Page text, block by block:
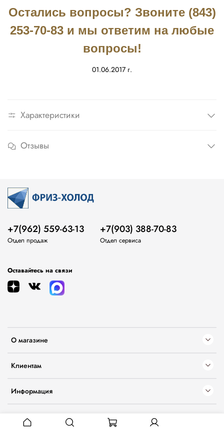
Остались вопросы? Звоните (843)
253-70-83 и мы ответим на любые
вопросы!
01.06.2017 г.
Характеристики
Отзывы
О магазине
Клиентам
Информация
+7(962) 559-63-13
Отдел продаж
+7(903) 388-70-83
Отдел сервиса
Оставайтесь на связи